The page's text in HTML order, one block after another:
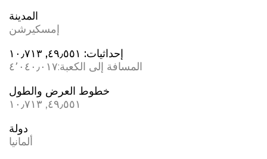
المدينة
إمسكيرشن
إحداثيات: ٤٩٫٥٥١, ١٠٫٧١٣
المسافة إلى الكعبة:٤٬٠٤٠٫٠١٧
خطوط العرض والطول
٤٩٫٥٥١, ١٠٫٧١٣
دولة
ألمانيا